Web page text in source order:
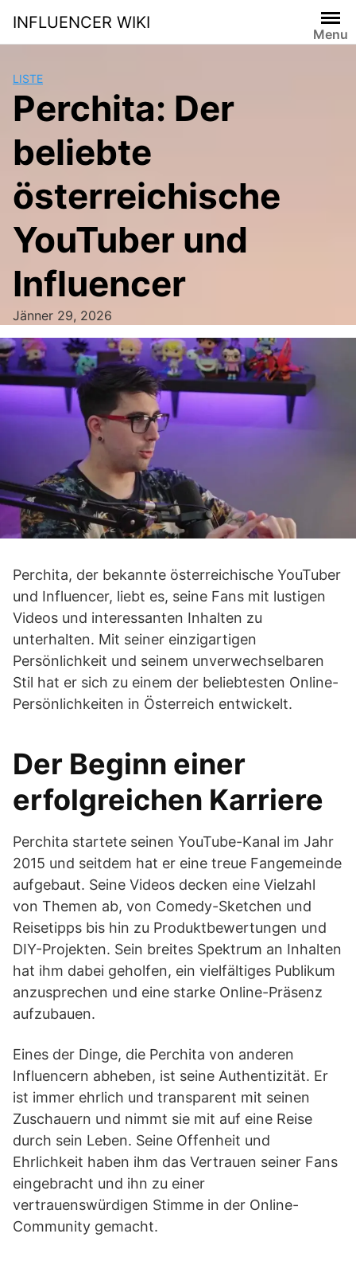
content
INFLUENCER WIKI
Menu
LISTE
Perchita: Der
beliebte
österreichische
YouTuber und
Influencer
Jänner 29, 2026
Perchita, der bekannte österreichische YouTuber
und Influencer, liebt es, seine Fans mit lustigen
Videos und interessanten Inhalten zu
unterhalten. Mit seiner einzigartigen
Persönlichkeit und seinem unverwechselbaren
Stil hat er sich zu einem der beliebtesten Online-
Persönlichkeiten in Österreich entwickelt.
Der Beginn einer
erfolgreichen Karriere
Perchita startete seinen YouTube-Kanal im Jahr
2015 und seitdem hat er eine treue Fangemeinde
aufgebaut. Seine Videos decken eine Vielzahl
von Themen ab, von Comedy-Sketchen und
Reisetipps bis hin zu Produktbewertungen und
DIY-Projekten. Sein breites Spektrum an Inhalten
hat ihm dabei geholfen, ein vielfältiges Publikum
anzusprechen und eine starke Online-Präsenz
aufzubauen.
Eines der Dinge, die Perchita von anderen
Influencern abheben, ist seine Authentizität. Er
ist immer ehrlich und transparent mit seinen
Zuschauern und nimmt sie mit auf eine Reise
durch sein Leben. Seine Offenheit und
Ehrlichkeit haben ihm das Vertrauen seiner Fans
eingebracht und ihn zu einer
vertrauenswürdigen Stimme in der Online-
Community gemacht.